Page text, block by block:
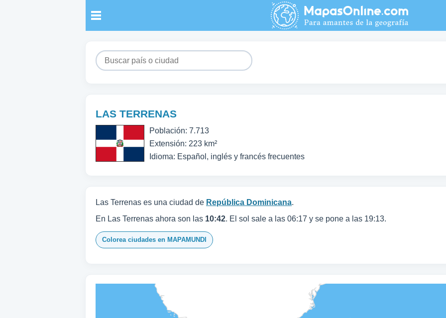
LAS TERRENAS
Población: 7.713
Extensión: 223 km²
Idioma: Español, inglés y francés frecuentes
Las Terrenas es una ciudad de República Dominicana.
En Las Terrenas ahora son las 10:42. El sol sale a las 06:17 y se pone a las 19:13.
Colorea ciudades en MAPAMUNDI